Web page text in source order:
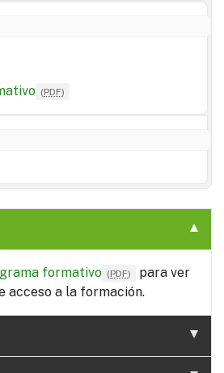
(PDF)
formativo (PDF)
para ver
acceso a la formación.